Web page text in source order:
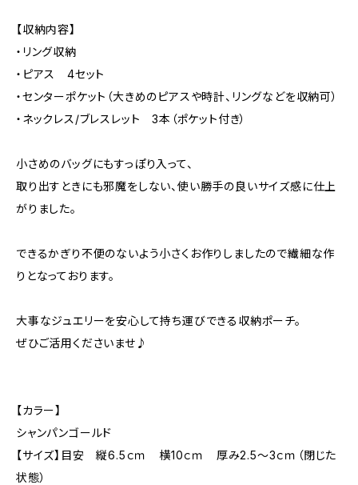
【収納内容】
・リング収納
・ピアス 4セット
・センターポケット（大きめのピアスや時計、リングなどを収納可）
・ネックレス/ブレスレット 3本（ポケット付き）
小さめのバッグにもすっぽり入って、
取り出すときにも邪魔をしない、使い勝手の良いサイズ感に仕上
がりました。
できるかぎり不便のないよう小さくお作りしましたので繊細な作
りとなっております。
大事なジュエリーを安心して持ち運びできる収納ポーチ。
ぜひご活用くださいませ♪
【カラー】
シャンパンゴールド
【サイズ】目安 縦6.5ｃｍ 横10ｃｍ 厚み2.5〜3ｃｍ（閉じた
状態）